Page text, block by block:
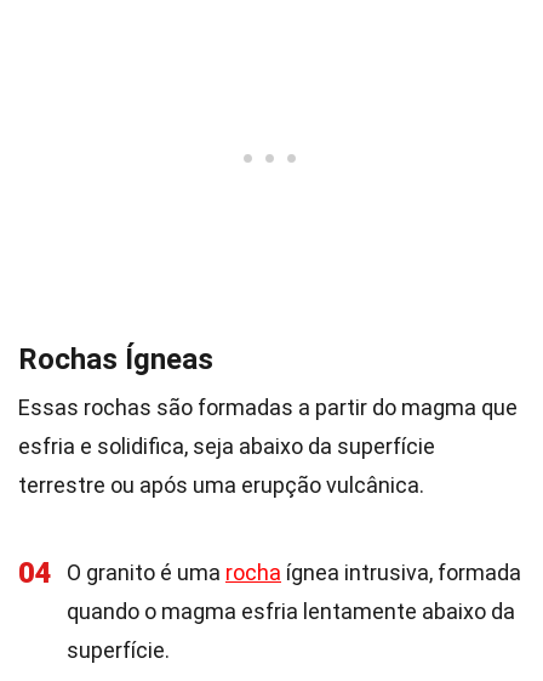
Rochas Ígneas
Essas rochas são formadas a partir do magma que
esfria e solidifica, seja abaixo da superfície
terrestre ou após uma erupção vulcânica.
04 O granito é uma rocha ígnea intrusiva, formada
quando o magma esfria lentamente abaixo da
superfície.